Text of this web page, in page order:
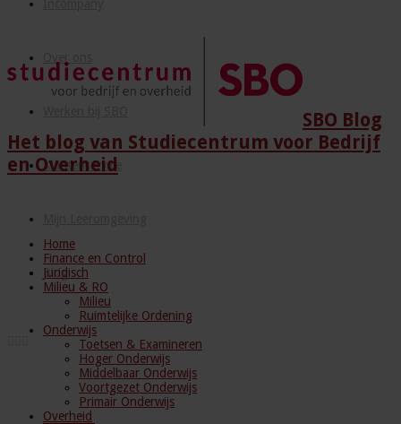
Klantenservice
Blog
SBO Blog
Het blog van Studiecentrum voor Bedrijf
en Overheid
Home
Finance en Control
Juridisch
Milieu & RO
Milieu
Ruimtelijke Ordening
Onderwijs
Toetsen & Examineren
Hoger Onderwijs
Middelbaar Onderwijs
Voortgezet Onderwijs
Primair Onderwijs
Overheid